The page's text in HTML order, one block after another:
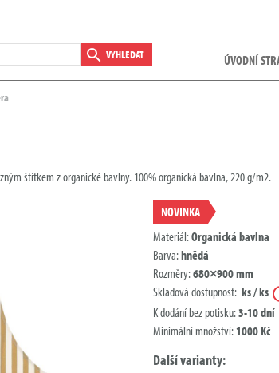
VYHLEDAT ÚVODNÍ
štítkem z organické bavlny. 100% organická bavlna, 220 g/m2.
NOVINKA
Materiál:Organická bavlna
Barva:hnědá
Rozměry:680×900 mm
Skladová dostupnost: ks / ks
K dodání bez potisku:3-10 dní
Minimální množství:1000 Kč
Další varianty: